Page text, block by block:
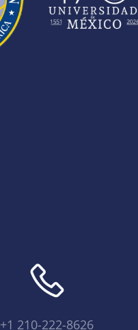
+1 210-222-8626